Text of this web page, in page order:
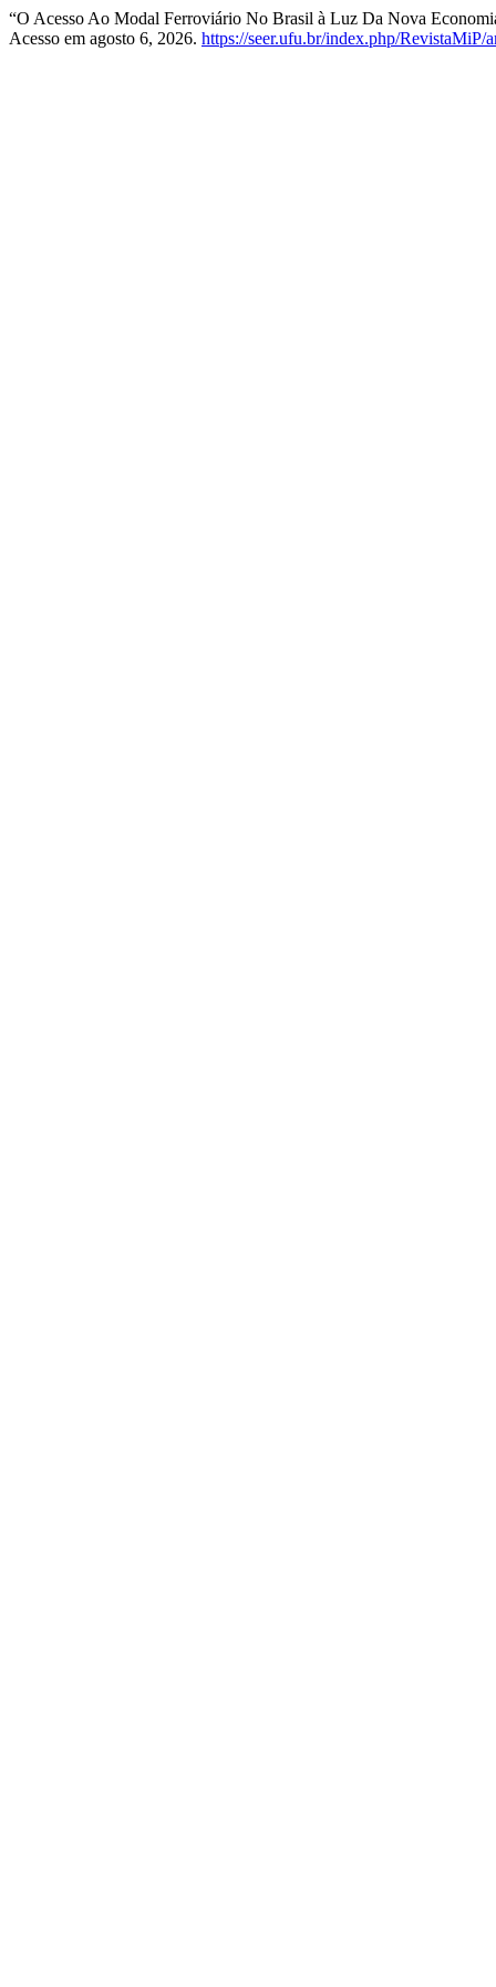
“O Acesso Ao Modal Ferroviário No Brasil à Luz Da Nova
Acesso em agosto 6, 2026. https://seer.ufu.br/index.php/RevistaMiP/